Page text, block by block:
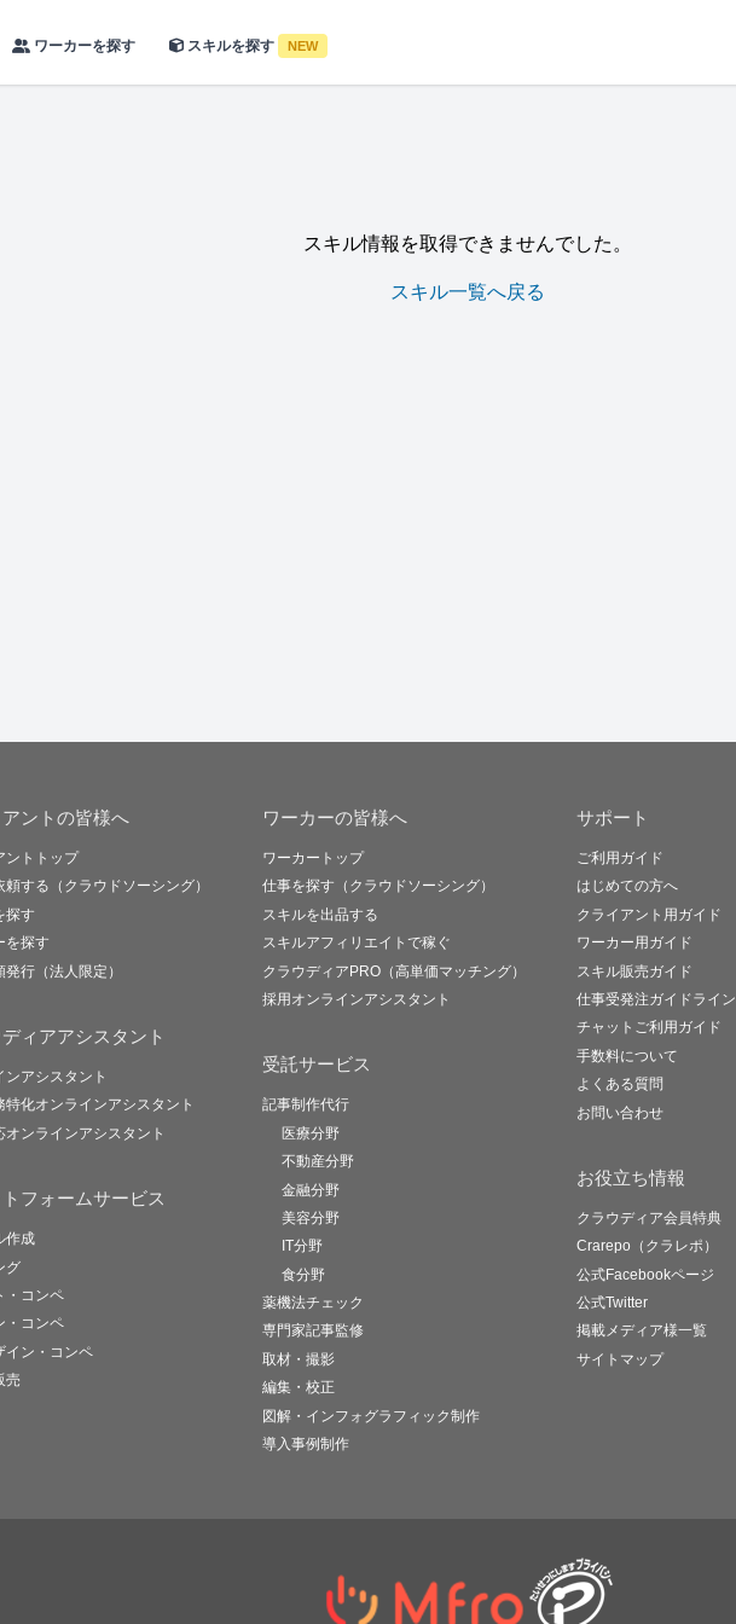
ワーカーを探す スキルを探す NEW
スキル情報を取得できませんでした。
スキル一覧へ戻る
ントの皆様へ
ントトップ
頼する（クラウドソーシング）
探す
を探す
行（法人限定）
ィアアシスタント
ンアシスタント
特化オンラインアシスタント
オンラインアシスタント
フォームサービス
作成
グ
・コンペ
・コンペ
イン・コンペ
売
ワーカーの皆様へ
ワーカートップ
仕事を探す（クラウドソーシング）
スキルを出品する
スキルアフィリエイトで稼ぐ
クラウディアPRO（高単価マッチング）
採用オンラインアシスタント
受託サービス
記事制作代行
医療分野
不動産分野
金融分野
美容分野
IT分野
食分野
薬機法チェック
専門家記事監修
取材・撮影
編集・校正
図解・インフォグラフィック制作
導入事例制作
サポート
ご利用ガイド
はじめての方へ
クライアント用ガイド
ワーカー用ガイド
スキル販売ガイド
仕事受発注ガイドライン
チャットご利用ガイド
手数料について
よくある質問
お問い合わせ
お役立ち情報
クラウディア会員特典
Crarepo（クラレポ）
公式Facebookページ
公式Twitter
掲載メディア様一覧
サイトマップ